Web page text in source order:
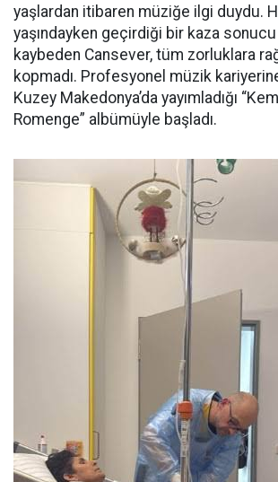
yaşlardan itibaren müziğe ilgi duydu.
yaşındayken geçirdiği bir kaza
kaybeden Cansever, tüm zorluklara
kopmadı. Profesyonel müzik
Kuzey Makedonya’da yayımladığı
Romenge” albümüyle başladı.